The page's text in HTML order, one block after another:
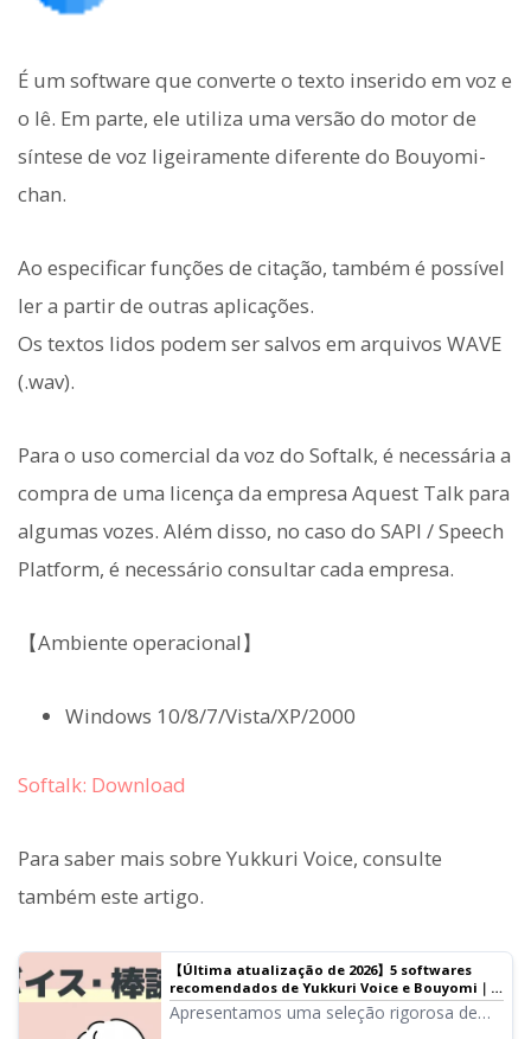
É um software que converte o texto inserido em voz e
o lê. Em parte, ele utiliza uma versão do motor de
síntese de voz ligeiramente diferente do Bouyomi-
chan.
Ao especificar funções de citação, também é possível
ler a partir de outras aplicações.
Os textos lidos podem ser salvos em arquivos WAVE
(.wav).
Para o uso comercial da voz do Softalk, é necessária a
compra de uma licença da empresa Aquest Talk para
algumas vozes. Além disso, no caso do SAPI / Speech
Platform, é necessário consultar cada empresa.
【Ambiente operacional】
Windows 10/8/7/Vista/XP/2000
Softalk: Download
Para saber mais sobre Yukkuri Voice, consulte
também este artigo.
【Última atualização de 2026】5 softwares
recomendados de Yukkuri Voice e Bouyomi｜
Comparação completa entre PC e aplicativos
de smartphone
Apresentamos uma seleção rigorosa de